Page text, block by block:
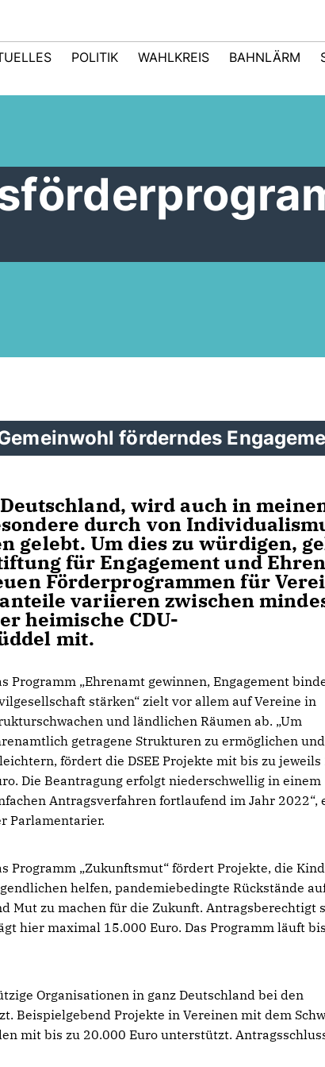
POLITIK WAHLKREIS BAHNLÄRM
förderndes
wird auch in
durch von
gelebt. Um dies zu würdigen,
für Engagement und
Förderprogrammen für
variieren zwischen
heimische CDU-
mit.
Programm „Ehrenamt gewinnen, Engagement
stärken“ zielt vor allem auf Vereine in
und ländlichen Räumen ab. „Um
getragene Strukturen zu ermöglichen
fördert die DSEE Projekte mit bis zu jeweils
Die Beantragung erfolgt niederschwellig in einem
Antragsverfahren fortlaufend im Jahr 2022“,
Parlamentarier.
Programm „Zukunftsmut“ fördert Projekte, die
helfen, pandemiebedingte Rückstände
Mut zu machen für die Zukunft. Antragsberechtigt
hier maximal 15.000 Euro. Das Programm läuft
Organisationen in ganz Deutschland bei den
Beispielgebend Projekte in Vereinen mit dem
mit bis zu 20.000 Euro unterstützt.